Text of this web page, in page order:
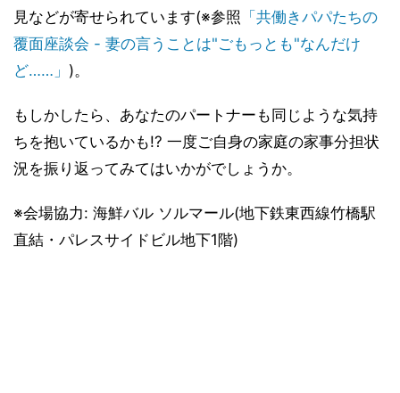
見などが寄せられています(※参照 「共働きパパたちの
覆面座談会 - 妻の言うことは"ごもっとも"なんだけ
ど……」 )。
もしかしたら、あなたのパートナーも同じような気持
ちを抱いているかも!? 一度ご自身の家庭の家事分担状
況を振り返ってみてはいかがでしょうか。
※会場協力: 海鮮バル ソルマール(地下鉄東西線竹橋駅
直結・パレスサイドビル地下1階)